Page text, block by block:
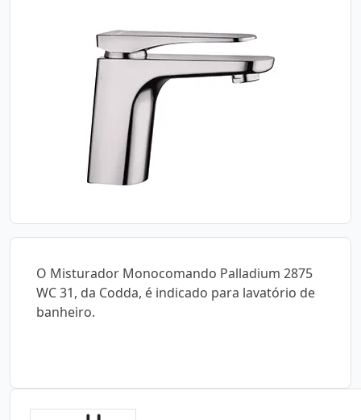
O Misturador Monocomando Palladium 2875
WC 31, da Codda, é indicado para lavatório de
banheiro.